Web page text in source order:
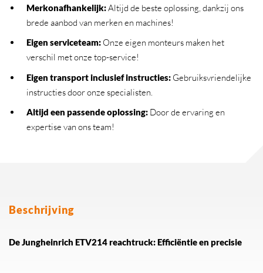
Merkonafhankelijk:Altijd de beste oplossing, dankzij ons
brede aanbod van merken en machines!
Eigen serviceteam:Onze eigen monteurs maken het
verschil met onze top-service!
Eigen transport inclusief instructies:Gebruiksvriendelijke
instructies door onze specialisten.
Altijd een passende oplossing:Door de ervaring en
expertise van ons team!
Beschrijving
De Jungheinrich ETV214 reachtruck: Efficiëntie en precisie